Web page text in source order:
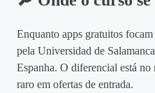
Enquanto apps gratuitos
pela Universidad de
Espanha. O diferencial está
raro em ofertas de entrada.